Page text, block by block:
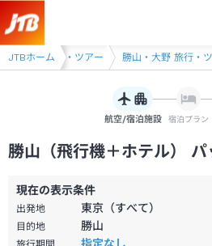
JTBホーム
福井県 旅行・ツアー 勝山・大野 旅行・
航空/宿泊施設 宿泊プラン
勝山（飛行機＋ホテル）
現在の表示条件
出発地 東京（すべて）
目的地 勝山